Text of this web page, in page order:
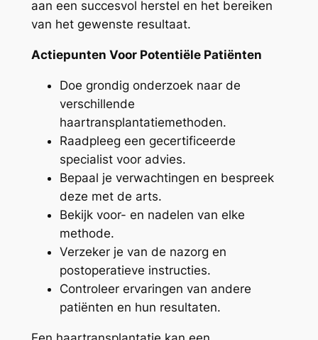
aan een succesvol herstel en het bereiken
van het gewenste resultaat.
Actiepunten Voor Potentiële Patiënten
Doe grondig onderzoek naar de
verschillende
haartransplantatiemethoden.
Raadpleeg een gecertificeerde
specialist voor advies.
Bepaal je verwachtingen en bespreek
deze met de arts.
Bekijk voor- en nadelen van elke
methode.
Verzeker je van de nazorg en
postoperatieve instructies.
Controleer ervaringen van andere
patiënten en hun resultaten.